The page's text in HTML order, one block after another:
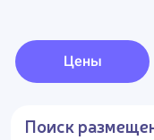
Цены
Поиск